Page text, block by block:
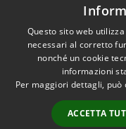
Piano di
Accessibilità
Questo sito web
necessari al corretto
nonché un cookie
informazioni
Per maggiori dettagli, può
ACCETTA